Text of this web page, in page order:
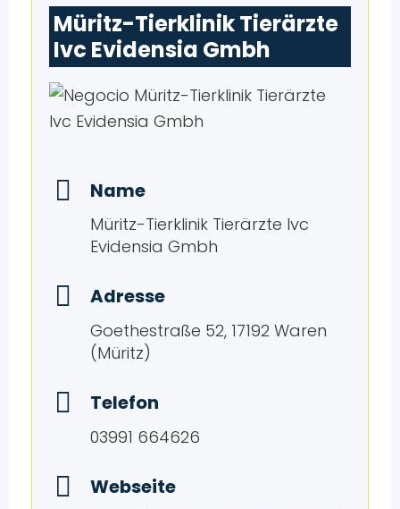
Müritz-Tierklinik Tierärzte
Ivc Evidensia Gmbh
Name
Müritz-Tierklinik Tierärzte Ivc
Evidensia Gmbh
Adresse
Goethestraße 52, 17192 Waren
(Müritz)
Telefon
03991 664626
Webseite